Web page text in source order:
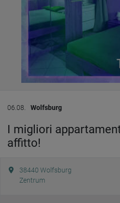
06.08. Wolfsburg
I migliori
affitto!
38440 Wolfsburg
Zentrum